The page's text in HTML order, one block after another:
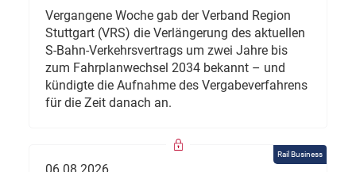
Vergangene Woche gab der Verband Region
Stuttgart (VRS) die Verlängerung des aktuellen
S-Bahn-Verkehrsvertrags um zwei Jahre bis
zum Fahrplanwechsel 2034 bekannt – und
kündigte die Aufnahme des Vergabeverfahrens
für die Zeit danach an.
Rail Business